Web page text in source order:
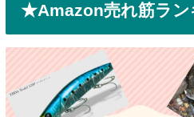
★Amazon売れ筋ラ